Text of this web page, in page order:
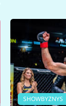
SHOWBYZNYS